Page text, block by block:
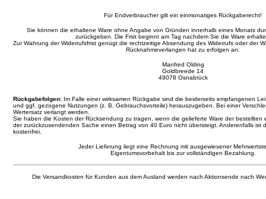
Für Endverbraucher gilt ein einmonatiges Rückgaberecht!
Sie können die erhaltene Ware ohne Angabe von Gründen innerhalb eines Monats
zurückgeben. Die Frist beginnt am Tag nachdem Sie die Ware
Zur Wahrung der Widerrufsfrist genügt die rechtzeitige Absendung des Widerrufs oder der
Rücknahmeverlangen hat zu erfolgen an:
Manfred Olding
Goldbreede 14
49078 Osnabrück
Rückgabefolgen: Im Falle einer wirksamen Rückgabe sind die beiderseits empfangenen
und ggf. gezogene Nutzungen (z. B. Gebrauchsvorteile) herauszugeben. Bei einer
Wertersatz verlangt werden.
Sie haben die Kosten der Rücksendung zu tragen, wenn die gelieferte Ware der bestellten
der zurückzusendenden Sache einen Betrag von 40 Euro nicht übersteigt. Anderenfalls ist
kostenfrei.
Jeder Lieferung liegt eine Rechnung mit ausgewiesener
Eigentumsvorbehalt bis zur vollständigen Bezahlung.
Die Versandkosten für Kunden aus dem Ausland werden nach Aktionsende nach